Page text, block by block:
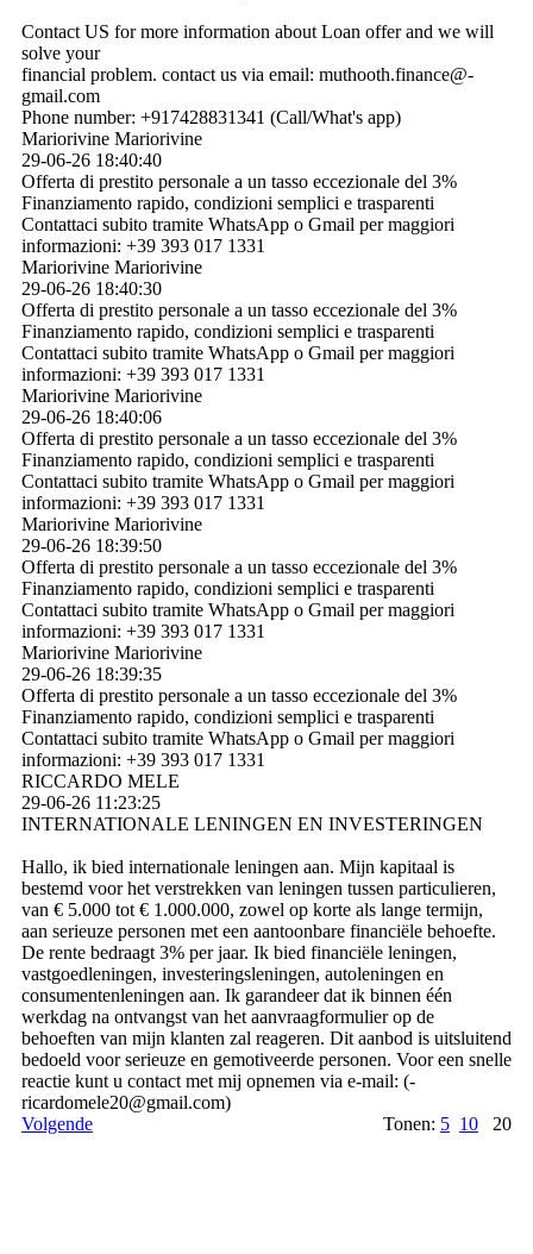
Contact US for more information about Loan offer and we will
solve your
financial problem. contact us via email: muthooth.­finance@­
gmail.­com
Phone number: +917428831341 (Call/What's app)
Mariorivine Mariorivine
29-06-26 18:40:40
Offerta di prestito personale a un tasso eccezionale del 3%
Finanziamento rapido, condizioni semplici e trasparenti
Contattaci subito tramite WhatsApp o Gmail per maggiori
informazioni: +39 393 017 1331
Mariorivine Mariorivine
29-06-26 18:40:30
Offerta di prestito personale a un tasso eccezionale del 3%
Finanziamento rapido, condizioni semplici e trasparenti
Contattaci subito tramite WhatsApp o Gmail per maggiori
informazioni: +39 393 017 1331
Mariorivine Mariorivine
29-06-26 18:40:06
Offerta di prestito personale a un tasso eccezionale del 3%
Finanziamento rapido, condizioni semplici e trasparenti
Contattaci subito tramite WhatsApp o Gmail per maggiori
informazioni: +39 393 017 1331
Mariorivine Mariorivine
29-06-26 18:39:50
Offerta di prestito personale a un tasso eccezionale del 3%
Finanziamento rapido, condizioni semplici e trasparenti
Contattaci subito tramite WhatsApp o Gmail per maggiori
informazioni: +39 393 017 1331
Mariorivine Mariorivine
29-06-26 18:39:35
Offerta di prestito personale a un tasso eccezionale del 3%
Finanziamento rapido, condizioni semplici e trasparenti
Contattaci subito tramite WhatsApp o Gmail per maggiori
informazioni: +39 393 017 1331
RICCARDO MELE
29-06-26 11:23:25
INTERNATIONALE LENINGEN EN INVESTERINGEN
Hallo, ik bied internationale leningen aan. Mijn kapitaal is
bestemd voor het verstrekken van leningen tussen particulieren,
van € 5.000 tot € 1.000.000, zowel op korte als lange termijn,
aan serieuze personen met een aantoonbare financiële behoefte.
De rente bedraagt ​​3% per jaar. Ik bied financiële leningen,
vastgoedleningen, investeringsleningen, autoleningen en
consumentenleningen aan. Ik garandeer dat ik binnen één
werkdag na ontvangst van het aanvraagformulier op de
behoeften van mijn klanten zal reageren. Dit aanbod is uitsluitend
bedoeld voor serieuze en gemotiveerde personen. Voor een snelle
reactie kunt u contact met mij opnemen via e-mail: (­
ricardomele20@­gmail.­com)­
Volgende
Tonen: 5 10 20